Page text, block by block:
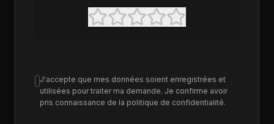
J'accepte que mes données soient enregistrées et
utilisées pour traiter ma demande. Je confirme avoir
pris connaissance de la politique de confidentialité.